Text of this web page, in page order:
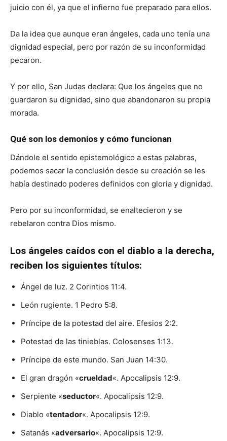
juicio con él, ya que el infierno fue preparado para ellos.
Da la idea que aunque eran ángeles, cada uno tenía una
dignidad especial, pero por razón de su inconformidad
pecaron.
Y por ello, San Judas declara: Que los ángeles que no
guardaron su dignidad, sino que abandonaron su propia
morada.
Qué son los demonios y cómo funcionan
Dándole el sentido epistemológico a estas palabras,
podemos sacar la conclusión desde su creación se les
había destinado poderes definidos con gloria y dignidad.
Pero por su inconformidad, se enaltecieron y se
rebelaron contra Dios mismo.
Los ángeles caídos con el diablo a la derecha,
reciben los siguientes títulos:
Ángel de luz. 2 Corintios 11:4.
León rugiente. 1 Pedro 5:8.
Príncipe de la potestad del aire. Efesios 2:2.
Potestad de las tinieblas. Colosenses 1:13.
Príncipe de este mundo. San Juan 14:30.
El gran dragón «crueldad«. Apocalipsis 12:9.
Serpiente «seductor«. Apocalipsis 12:9.
Diablo «tentador«. Apocalipsis 12:9.
Satanás «adversario«. Apocalipsis 12:9.